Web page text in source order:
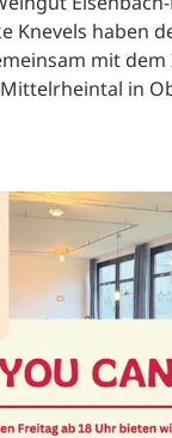
Knevels haben
mit dem
in